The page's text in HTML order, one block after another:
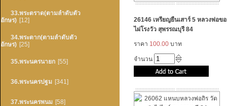
33.พระตราด(ตามลำดับตัว
อักษร) [12]
34.พระตาก(ตามลำดับตัว
อักษร) [25]
35.พระนครนายก [55]
36.พระนครปฐม [341]
37.พระนครพนม [58]
26146 เหรียญยืนเสาร์ 5 หลวงพ่อข
ไผ่โรงวัว สุพรรณบุรี 84
ราคา 100.00 บาท
จำนวน